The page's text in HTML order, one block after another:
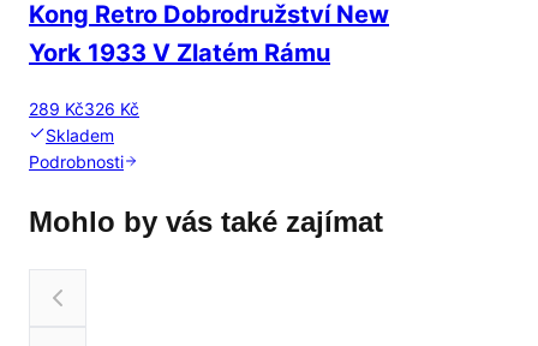
Kong Retro Dobrodružství New
York 1933 V Zlatém Rámu
289 Kč326 Kč
Skladem
Podrobnosti
Mohlo by vás také zajímat